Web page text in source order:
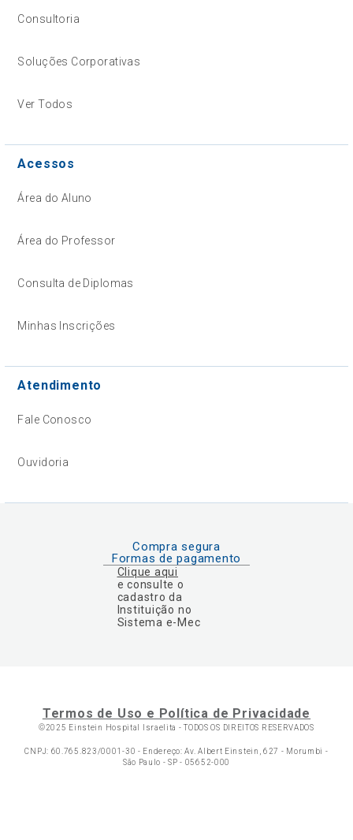
Consultoria
Soluções Corporativas
Ver Todos
Acessos
Área do Aluno
Área do Professor
Consulta de Diplomas
Minhas Inscrições
Atendimento
Fale Conosco
Ouvidoria
Compra segura
Formas de pagamento
Clique aqui
e consulte o
cadastro da
Instituição no
Sistema e-Mec
Termos de Uso e Política de Privacidade
©2025 Einstein Hospital Israelita -TODOS OS DIREITOS RESERVADOS
CNPJ: 60.765.823/0001-30 - Endereço: Av. Albert Einstein, 627 - Morumbi -
São Paulo - SP - 05652-000